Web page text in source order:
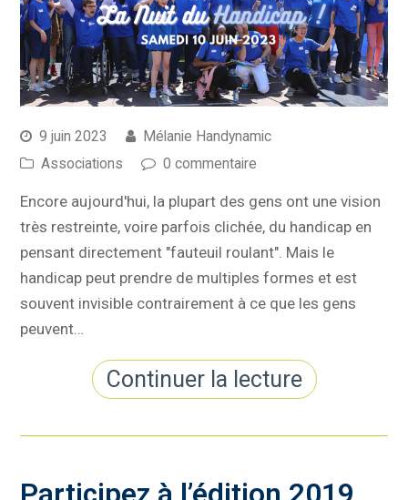
9 juin 2023
Mélanie Handynamic
Associations
0 commentaire
Encore aujourd'hui, la plupart des gens ont une vision
très restreinte, voire parfois clichée, du handicap en
pensant directement "fauteuil roulant". Mais le
handicap peut prendre de multiples formes et est
souvent invisible contrairement à ce que les gens
peuvent…
Continuer la lecture